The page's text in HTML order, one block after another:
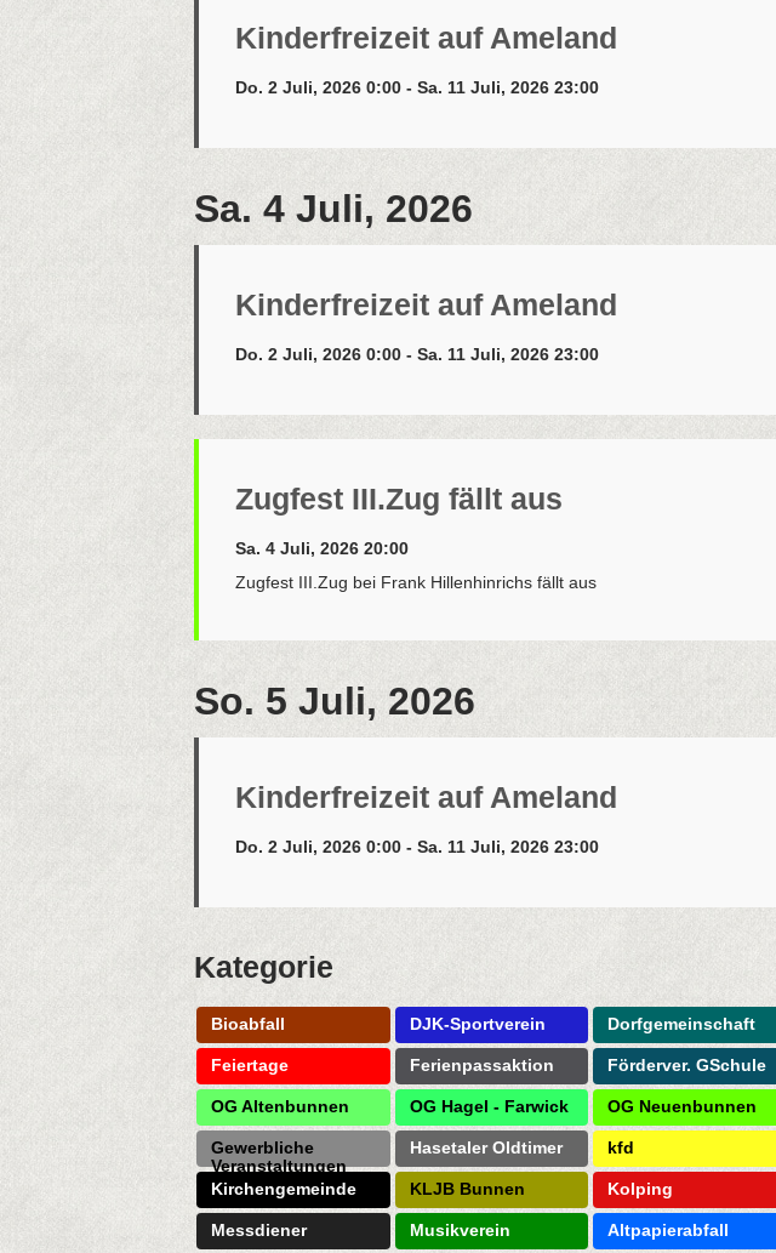
Kinderfreizeit auf Ameland
Do. 2 Juli, 2026 0:00 - Sa. 11 Juli, 2026 23:00
Sa. 4 Juli, 2026
Kinderfreizeit auf Ameland
Do. 2 Juli, 2026 0:00 - Sa. 11 Juli, 2026 23:00
Zugfest III.Zug fällt aus
Sa. 4 Juli, 2026 20:00
Zugfest III.Zug bei Frank Hillenhinrichs fällt aus
So. 5 Juli, 2026
Kinderfreizeit auf Ameland
Do. 2 Juli, 2026 0:00 - Sa. 11 Juli, 2026 23:00
Kategorie
Bioabfall DJK-Sportverein Dorfgemeinschaft
Feiertage Ferienpassaktion Förderver. GSchule
OG Altenbunnen OG Hagel - Farwick OG Neuenbunnen
Gewerbliche
Veranstaltungen
Hasetaler Oldtimer kfd
Kirchengemeinde KLJB Bunnen Kolping
Messdiener Musikverein Altpapierabfall